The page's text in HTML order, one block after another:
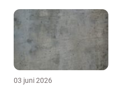
03 juni 2026